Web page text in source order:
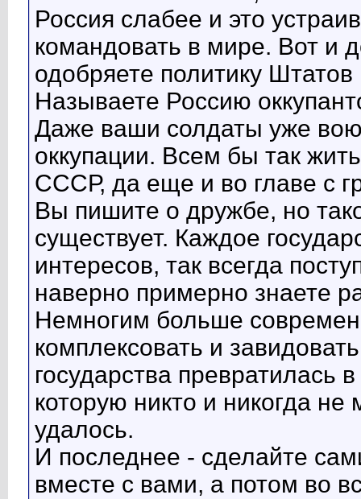
Россия слабее и это
командовать в мире. Вот и
одобряете политику
Называете Россию
Даже ваши солдаты уже
оккупации. Всем бы так
СССР, да еще и во главе с
Вы пишите о дружбе, но
существует. Каждое
интересов, так всегда
наверно примерно знаете
Немногим больше
комплексовать и
государства
которую никто и никогда не
удалось.
И последнее - сделайте
вместе с вами, а потом во